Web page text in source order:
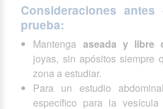
Consideraciones
prueba:
Mantenga aseada y libre
joyas, sin apósitos siempre
zona a estudiar.
Para un estudio
específico para la vesícula